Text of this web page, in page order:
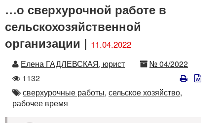
…о сверхурочной работе в
сельскохозяйственной
организации | 11.04.2022
Автор
Елена ГАДЛЕВСКАЯ, юрист Номер
№ 04/2022
Количество
просмотров
1132
Автор
сверхурочные работы, сельское хозяйство,
рабочее время